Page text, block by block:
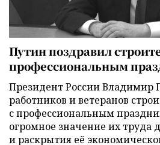
Путин поздравил
профессиональным
Президент России Владимир
работников и ветеранов
с профессиональным
огромное значение их труда
и раскрытия её